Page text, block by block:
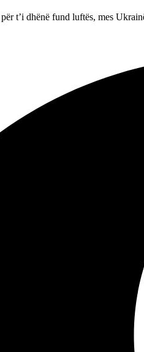
t’i dhënë fund luftës, mes